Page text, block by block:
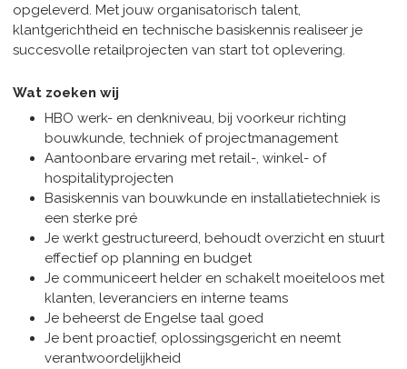
opgeleverd. Met jouw organisatorisch talent,
klantgerichtheid en technische basiskennis realiseer je
succesvolle retailprojecten van start tot oplevering.
Wat zoeken wij
HBO werk- en denkniveau, bij voorkeur richting
bouwkunde, techniek of projectmanagement
Aantoonbare ervaring met retail-, winkel- of
hospitalityprojecten
Basiskennis van bouwkunde en installatietechniek is
een sterke pré
Je werkt gestructureerd, behoudt overzicht en stuurt
effectief op planning en budget
Je communiceert helder en schakelt moeiteloos met
klanten, leveranciers en interne teams
Je beheerst de Engelse taal goed
Je bent proactief, oplossingsgericht en neemt
verantwoordelijkheid